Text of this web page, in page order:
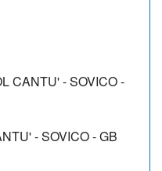
CANTU' - SOVICO -
- SOVICO - GB